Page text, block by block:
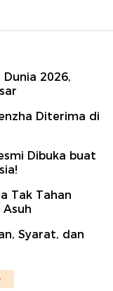
2026,
Diterima di
Dibuka buat
Tak Tahan
Asuh
Syarat, dan